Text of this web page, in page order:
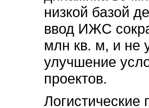
низкой базой
ввод ИЖС
млн кв. м, и не
улучшение
проектов.
Логистические